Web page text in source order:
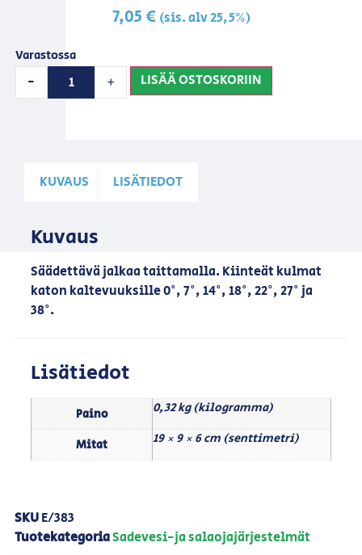
7,05€ (sis. alv 25,5%)
Varastossa
- + LISÄÄ OSTOSKORIIN
KUVAUS LISÄTIEDOT
Kuvaus
Säädettävä jalkaa taittamalla. Kiinteät kulmat
katon kaltevuuksille 0°, 7°, 14°, 18°, 22°, 27° ja
38°.
Lisätiedot
Paino 0,32 kg (kilogramma)
Mitat 19 × 9 × 6 cm (senttimetri)
SKUE/383
TuotekategoriaSadevesi-ja salaojajärjestelmät